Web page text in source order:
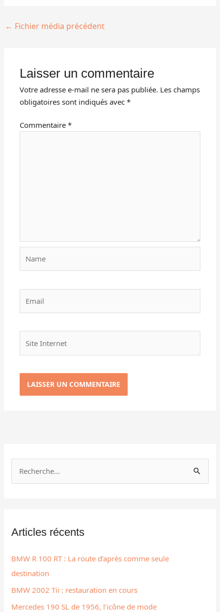
← Fichier média précédent
Laisser un commentaire
Votre adresse e-mail ne sera pas publiée. Les champs
obligatoires sont indiqués avec*
Commentaire*
Internet
e
c
h
e
r
Articles récents
BMW R 100 RT : La route d’après comme seule
destination
BMW 2002 Tii : restauration en cours
Mercedes 190 SL de 1956, l’icône de mode